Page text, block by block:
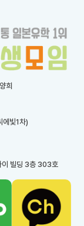
희
빛1차)
이 빌딩 3층 303호